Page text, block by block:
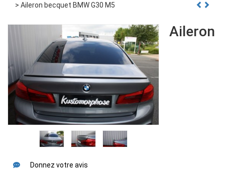
> Aileron becquet BMW G30 M5
Donnez votre avis
Aileron